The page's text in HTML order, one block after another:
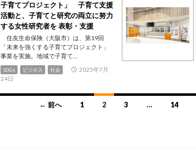
子育てプロジェクト」 子育て支援
活動と、子育てと研究の両立に努力
する女性研究者を 表彰・支援
住友生命保険（大阪市）は、第19回
「未来を強くする子育てプロジェクト」
事業を実施。地域で子育て...
SDGs ビジネス 社会
2025年7月
24日
← 前へ 1 2 3 … 14